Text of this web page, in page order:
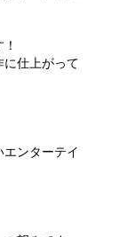
仕上がって
ンターテイ